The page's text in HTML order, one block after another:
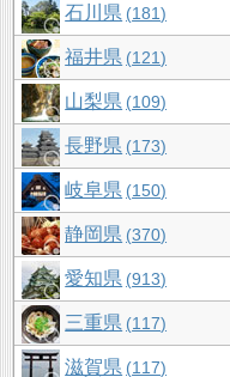
石川県 181
福井県 121
山梨県 109
長野県 173
岐阜県 150
静岡県 370
愛知県 913
三重県 117
滋賀県 117